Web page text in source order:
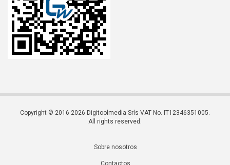
Copyright © 2016-2026 Digitoolmedia Srls VAT No. IT12346351005.
All rights reserved.
Sobre nosotros
Contactos